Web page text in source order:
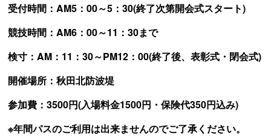
受付時間：AM5：00～5：30(終了次第開会式スタート)
競技時間：AM6：00～11：30まで
検寸：AM：11：30～PM12：00(終了後、表彰式・閉会式)
開催場所：秋田北防波堤
参加費：3500円(入場料金1500円・保険代350円込み)
※年間パスのご利用は出来ませんのでご了承ください。